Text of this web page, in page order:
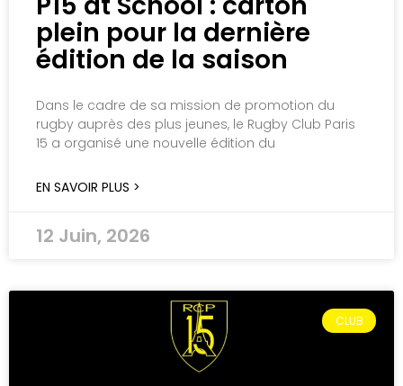
plein pour la dernière
édition de la saison
Dans le cadre de sa mission de promotion du
rugby auprès des plus jeunes, le Rugby Club Paris
15 a organisé une nouvelle édition du
EN SAVOIR PLUS >
12 Juin, 2026
CLUB